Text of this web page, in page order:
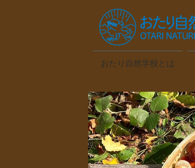
おたり自然学校とは